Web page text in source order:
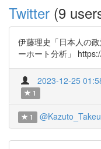
Twitter (9
伊藤理史「日本人の
ーホート分析」
2023-12-25
1
1